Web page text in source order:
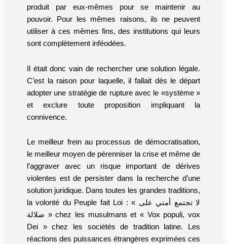
produit par eux-mêmes pour se maintenir au
pouvoir. Pour les mêmes raisons, ils ne peuvent
utiliser à ces mêmes fins, des institutions qui leurs
sont complètement inféodées.
Il était donc vain de rechercher une solution légale.
C’est la raison pour laquelle, il fallait dès le départ
adopter une stratégie de rupture avec le «système »
et exclure toute proposition impliquant la
connivence.
Le meilleur frein au processus de démocratisation,
le meilleur moyen de pérenniser la crise et même de
l’aggraver avec un risque important de dérives
violentes est de persister dans la recherche d’une
solution juridique. Dans toutes les grandes traditions,
la volonté du Peuple fait Loi : « لا تجتمع أمتي على
ضلالة » chez les musulmans et « Vox populi, vox
Dei » chez les sociétés de tradition latine. Les
réactions des puissances étrangères exprimées ces